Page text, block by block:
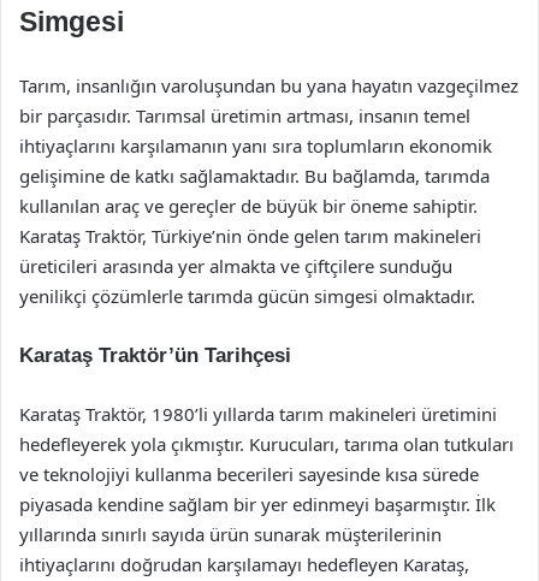
Simgesi
Tarım, insanlığın varoluşundan bu yana hayatın vazgeçilmez
bir parçasıdır. Tarımsal üretimin artması, insanın temel
ihtiyaçlarını karşılamanın yanı sıra toplumların ekonomik
gelişimine de katkı sağlamaktadır. Bu bağlamda, tarımda
kullanılan araç ve gereçler de büyük bir öneme sahiptir.
Karataş Traktör, Türkiye’nin önde gelen tarım makineleri
üreticileri arasında yer almakta ve çiftçilere sunduğu
yenilikçi çözümlerle tarımda gücün simgesi olmaktadır.
Karataş Traktör’ün Tarihçesi
Karataş Traktör, 1980’li yıllarda tarım makineleri üretimini
hedefleyerek yola çıkmıştır. Kurucuları, tarıma olan tutkuları
ve teknolojiyi kullanma becerileri sayesinde kısa sürede
piyasada kendine sağlam bir yer edinmeyi başarmıştır. İlk
yıllarında sınırlı sayıda ürün sunarak müşterilerinin
ihtiyaçlarını doğrudan karşılamayı hedefleyen Karataş,